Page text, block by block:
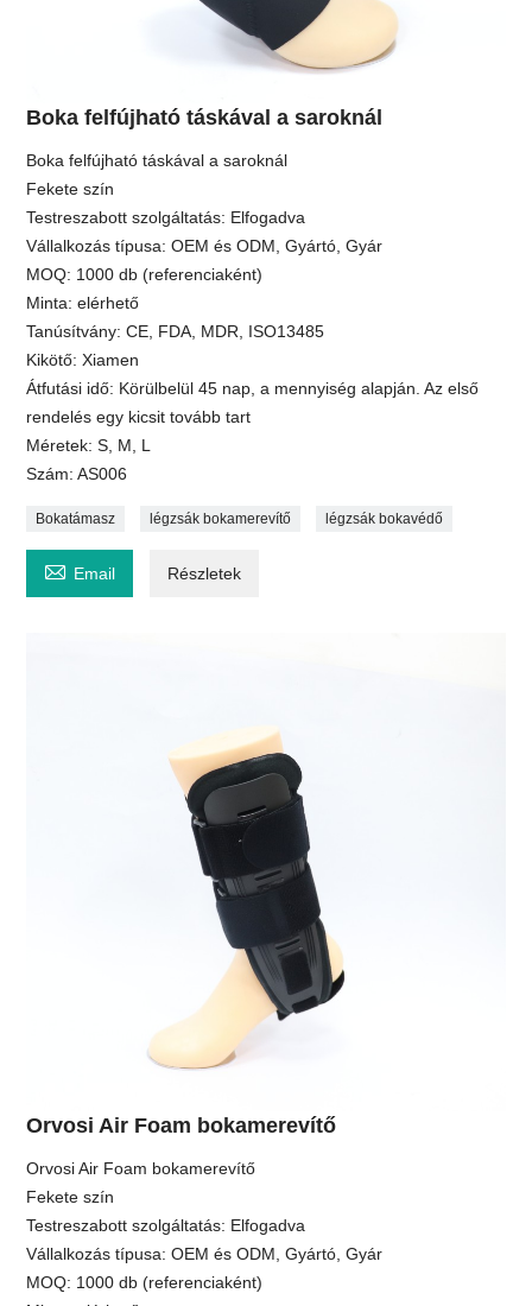
Boka felfújható táskával a saroknál
Boka felfújható táskával a saroknál
Fekete szín
Testreszabott szolgáltatás: Elfogadva
Vállalkozás típusa: OEM és ODM, Gyártó, Gyár
MOQ: 1000 db (referenciaként)
Minta: elérhető
Tanúsítvány: CE, FDA, MDR, ISO13485
Kikötő: Xiamen
Átfutási idő: Körülbelül 45 nap, a mennyiség alapján. Az első
rendelés egy kicsit tovább tart
Méretek: S, M, L
Szám: AS006
Bokatámasz légzsák bokamerevítő légzsák bokavédő
 Email Részletek
Orvosi Air Foam bokamerevítő
Orvosi Air Foam bokamerevítő
Fekete szín
Testreszabott szolgáltatás: Elfogadva
Vállalkozás típusa: OEM és ODM, Gyártó, Gyár
MOQ: 1000 db (referenciaként)